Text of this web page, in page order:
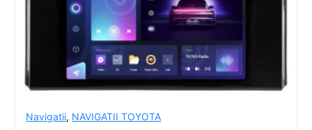
Navigatii, NAVIGATII TOYOTA